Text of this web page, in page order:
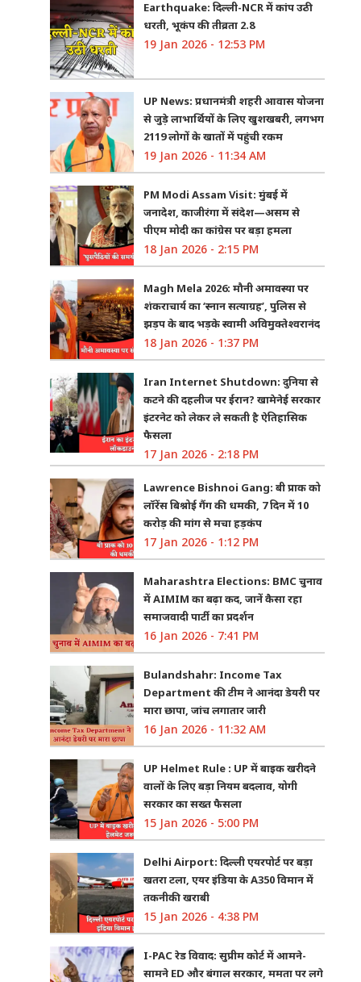
Earthquake: दिल्ली-NCR में कांप उठी
धरती, भूकंप की तीव्रता 2.8
19 Jan 2026 - 12:53 PM
UP News: प्रधानमंत्री शहरी आवास योजना
से जुड़े लाभार्थियों के लिए खुशखबरी, लगभग
2119 लोगों के खातों में पहुंची रकम
19 Jan 2026 - 11:34 AM
PM Modi Assam Visit: मुंबई में
जनादेश, काजीरंगा में संदेश—असम से
पीएम मोदी का कांग्रेस पर बड़ा हमला
18 Jan 2026 - 2:15 PM
Magh Mela 2026: मौनी अमावस्या पर
शंकराचार्य का ‘स्नान सत्याग्रह’, पुलिस से
झड़प के बाद भड़के स्वामी अविमुक्तेश्वरानंद
18 Jan 2026 - 1:37 PM
Iran Internet Shutdown: दुनिया से
कटने की दहलीज पर ईरान? खामेनेई सरकार
इंटरनेट को लेकर ले सकती है ऐतिहासिक
फैसला
17 Jan 2026 - 2:18 PM
Lawrence Bishnoi Gang: बी प्राक को
लॉरेंस बिश्नोई गैंग की धमकी, 7 दिन में 10
करोड़ की मांग से मचा हड़कंप
17 Jan 2026 - 1:12 PM
Maharashtra Elections: BMC चुनाव
में AIMIM का बढ़ा कद, जानें कैसा रहा
समाजवादी पार्टी का प्रदर्शन
16 Jan 2026 - 7:41 PM
Bulandshahr: Income Tax
Department की टीम ने आनंदा डेयरी पर
मारा छापा, जांच लगातार जारी
16 Jan 2026 - 11:32 AM
UP Helmet Rule : UP में बाइक खरीदने
वालों के लिए बड़ा नियम बदलाव, योगी
सरकार का सख्त फैसला
15 Jan 2026 - 5:00 PM
Delhi Airport: दिल्ली एयरपोर्ट पर बड़ा
खतरा टला, एयर इंडिया के A350 विमान में
तकनीकी खराबी
15 Jan 2026 - 4:38 PM
I-PAC रेड विवाद: सुप्रीम कोर्ट में आमने-
सामने ED और बंगाल सरकार, ममता पर लगे